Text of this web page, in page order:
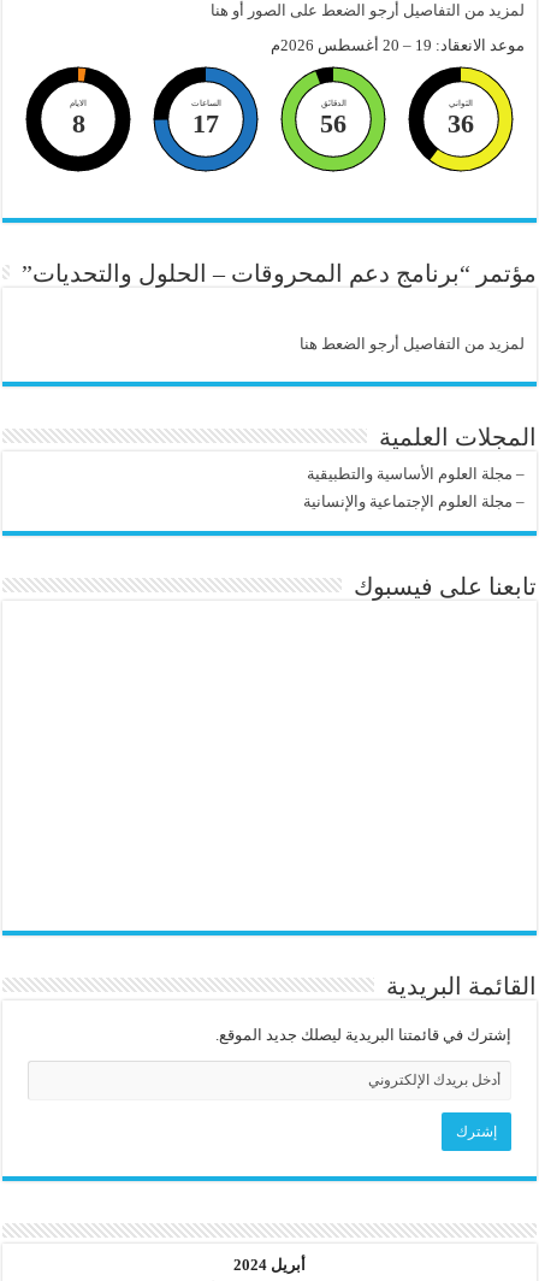
لمزيد من التفاصيل أرجو الضعط على الصور أو هنا
موعد الانعقاد: 19 – 20 أغسطس 2026م
الايام
8
الساعات
17
الدقائق
56
الثواني
35
مؤتمر “برنامج دعم المحروقات – الحلول والتحديات”
لمزيد من التفاصيل أرجو الضعط هنا
المجلات العلمية
– مجلة العلوم الأساسية والتطبيقية
– مجلة العلوم الإجتماعية والإنسانية
تابعنا على فيسبوك
القائمة البريدية
إشترك في قائمتنا البريدية ليصلك جديد الموقع.
أبريل 2024